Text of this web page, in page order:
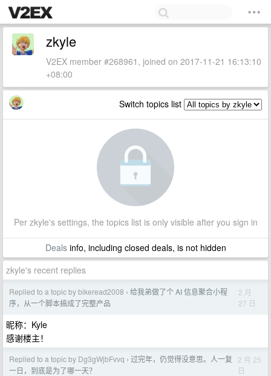
zkyle
V2EX member #268961, joined on 2017-11-21 16:13:10
+08:00
Switch topics list
Per zkyle's settings, the topics list is only visible after you sign in
Dealsinfo, including closed deals, is not hidden
zkyle's recent replies
Replied to a topic by bikeread2008 › 给我弟做了个 AI 信息聚合小程
序，从一个脚本搞成了完整产品
2 月
27 日
昵称：Kyle
感谢楼主！
Replied to a topic by Dg3gWjbFvvq › 过完年，仍觉得没意思。人一复
一日，到底是为了哪一天？
2 月 25
日